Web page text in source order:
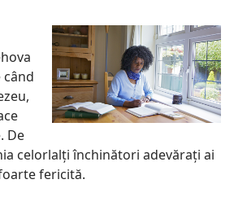
când
De
celorlalţi închinători adevăraţi ai
fericită.